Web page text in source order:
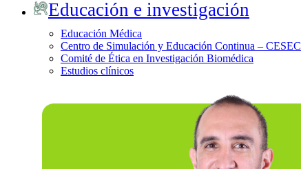
Educación e investigación
Educación Médica
Centro de Simulación y Educación Continua – CESEC
Comité de Ética en Investigación Biomédica
Estudios clínicos